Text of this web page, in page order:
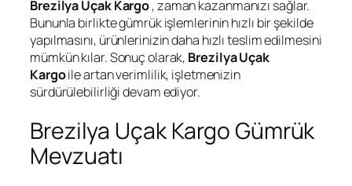
Brezilya Uçak Kargo, zaman kazanmanızı sağlar.
Bununla birlikte gümrük işlemlerinin hızlı bir şekilde
yapılmasını, ürünlerinizin daha hızlı teslim edilmesini
mümkün kılar. Sonuç olarak, Brezilya Uçak
Kargoile artan verimlilik, işletmenizin
sürdürülebilirliği devam ediyor.
Brezilya Uçak Kargo Gümrük
Mevzuatı